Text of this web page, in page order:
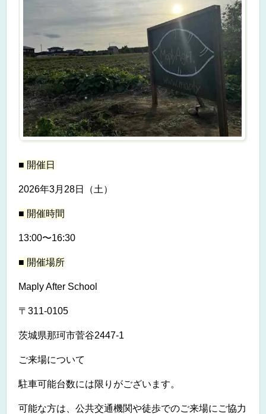
■ 開催日
2026年3月 28日（土）
■ 開催時間
13:00〜16:30
■ 開催場所
Maply After School
〒 311-0105
茨城県那珂市菅谷2447-1
ご来場について
駐車可能台数には限りがございます。
可能な方は、公共交通機関や徒歩でのご来場にご協力